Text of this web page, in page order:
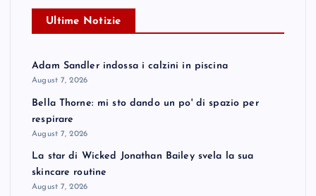
Ultime Notizie
Adam Sandler indossa i calzini in piscina
August 7, 2026
Bella Thorne: mi sto dando un po' di spazio per
respirare
August 7, 2026
La star di Wicked Jonathan Bailey svela la sua
skincare routine
August 7, 2026